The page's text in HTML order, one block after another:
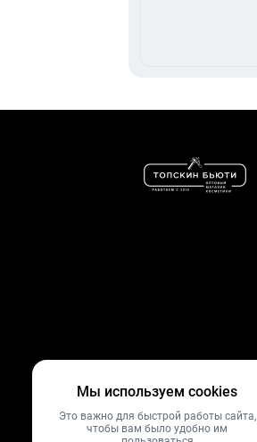
Мы используем cookies
Это важно для быстрой работы сайта,
чтобы вам было удобно им